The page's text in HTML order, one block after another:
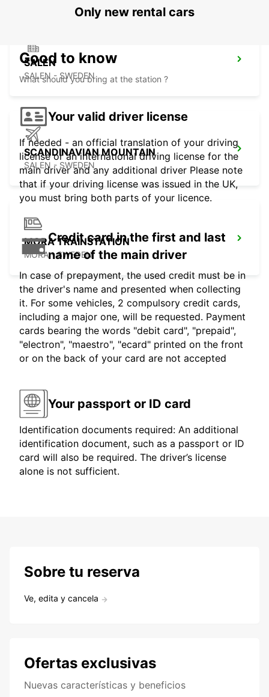
SALEN
SALEN - SWEDEN
SCANDINAVIAN MOUNTAIN
SALEN - SWEDEN
MORA TRAINSTATION
MORA - SWEDEN
Only new rental cars
Good to know
What should you bring at the station ?
Your valid driver license
If needed - an official translation of your driving
license or an international driving license for the
main driver and any additional driver Please note
that if your driving license was issued in the UK,
you must bring both parts of your licence.
Credit card in the first and last
name of the main driver
In case of prepayment, the used credit must be in
the driver's name and presented when collecting
it. For some vehicles, 2 compulsory credit cards,
including a major one, will be requested. Payment
cards bearing the words "debit card", "prepaid",
"electron", "maestro", "ecard" printed on the front
or on the back of your card are not accepted
Your passport or ID card
Identification documents required: An additional
identification document, such as a passport or ID
card will also be required. The driver’s license
alone is not sufficient.
Sobre tu reserva
Ve, edita y cancela
Ofertas exclusivas
Nuevas características y beneficios